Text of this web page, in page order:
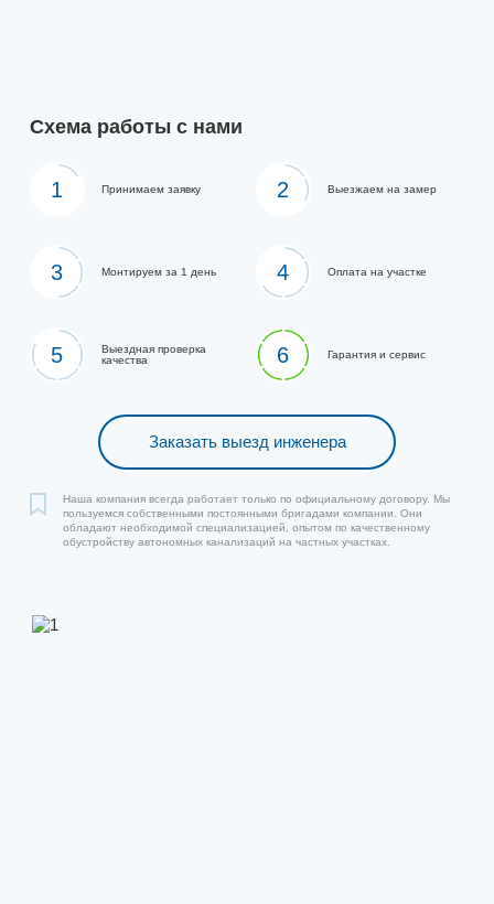
Схема работы с нами
1 Принимаем заявку 2 Выезжаем на замер
3 Монтируем за 1 день 4 Оплата на участке
5
Выездная проверка
качества
6 Гарантия и сервис
Заказать выезд инженера
Наша компания всегда работает только по официальному договору. Мы
пользуемся собственными постоянными бригадами компании. Они
обладают необходимой специализацией, опытом по качественному
обустройству автономных канализаций на частных участках.